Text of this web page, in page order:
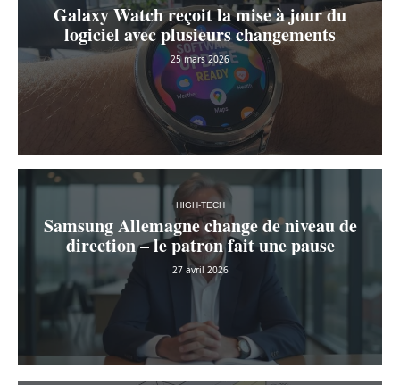
Galaxy Watch reçoit la mise à jour du
logiciel avec plusieurs changements
25 mars 2026
HIGH-TECH
Samsung Allemagne change de niveau de
direction – le patron fait une pause
27 avril 2026